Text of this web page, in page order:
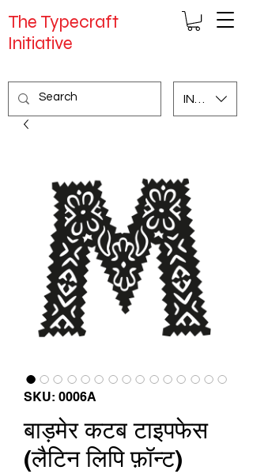
The Typecraft
Initiative
INR (₹)
SKU: 0006A
बाड़मेर कटब टाइपफेस
(लैटिन लिपि फ़ॉन्ट)